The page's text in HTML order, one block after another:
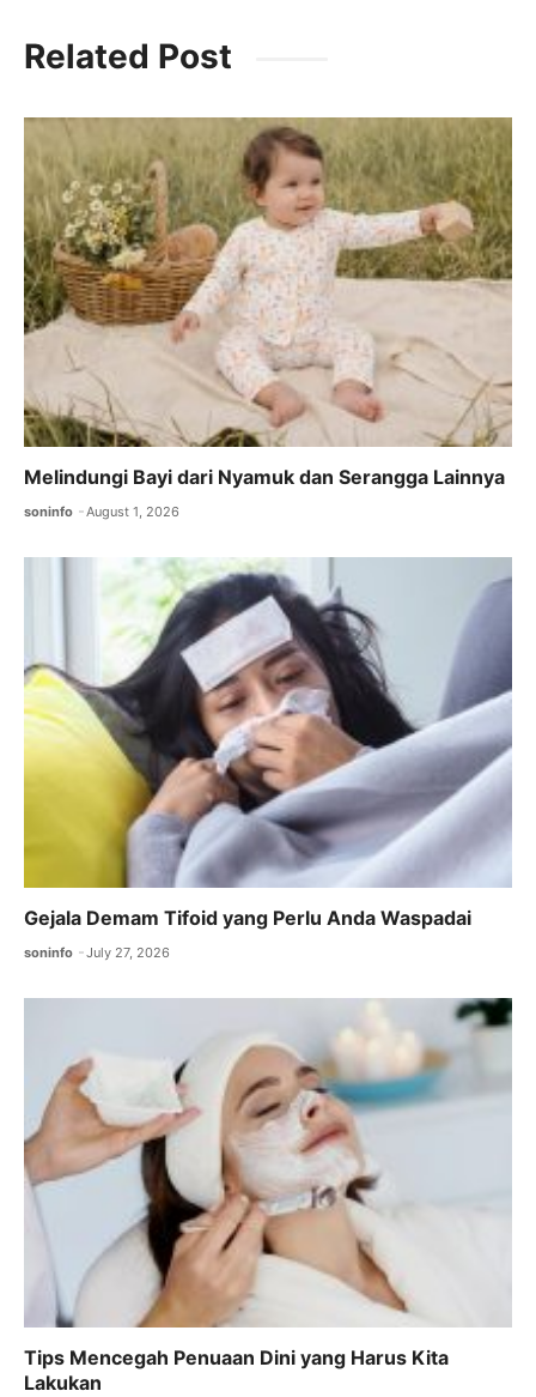
c
e
b
o
o
k
itt
er
ai
l
at
s
A
p
p
a
m
Related Post
Melindungi Bayi dari Nyamuk dan Serangga Lainnya
soninfo August 1, 2026
Gejala Demam Tifoid yang Perlu Anda Waspadai
soninfo July 27, 2026
Tips Mencegah Penuaan Dini yang Harus Kita
Lakukan